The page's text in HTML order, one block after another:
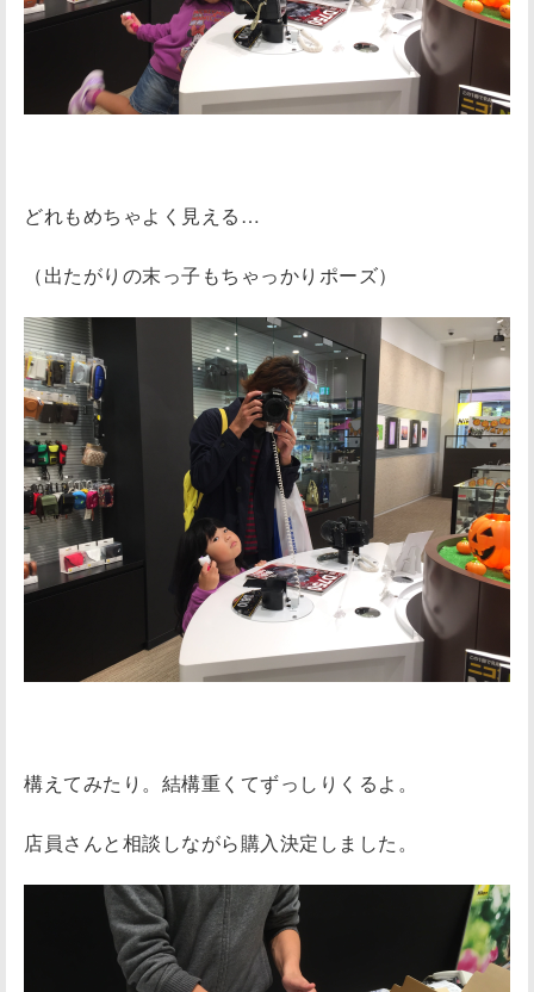
どれもめちゃよく見える…
（出たがりの末っ子もちゃっかりポーズ）
構えてみたり。結構重くてずっしりくるよ。
店員さんと相談しながら購入決定しました。